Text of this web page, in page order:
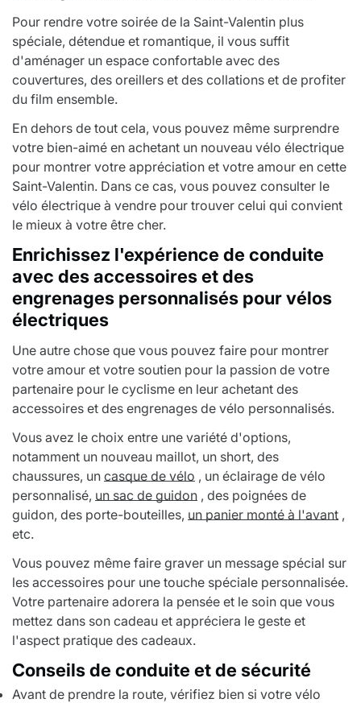
Pour rendre votre soirée de la Saint-Valentin plus
spéciale, détendue et romantique, il vous suffit
d'aménager un espace confortable avec des
couvertures, des oreillers et des collations et de profiter
du film ensemble.
En dehors de tout cela, vous pouvez même surprendre
votre bien-aimé en achetant un nouveau vélo électrique
pour montrer votre appréciation et votre amour en cette
Saint-Valentin. Dans ce cas, vous pouvez consulter le
vélo électrique à vendre pour trouver celui qui convient
le mieux à votre être cher.
Enrichissez l'expérience de conduite
avec des accessoires et des
engrenages personnalisés pour vélos
électriques
Une autre chose que vous pouvez faire pour montrer
votre amour et votre soutien pour la passion de votre
partenaire pour le cyclisme en leur achetant des
accessoires et des engrenages de vélo personnalisés.
Vous avez le choix entre une variété d'options,
notamment un nouveau maillot, un short, des
chaussures, un casque de vélo , un éclairage de vélo
personnalisé, un sac de guidon , des poignées de
guidon, des porte-bouteilles, un panier monté à l'avant ,
etc.
Vous pouvez même faire graver un message spécial sur
les accessoires pour une touche spéciale personnalisée.
Votre partenaire adorera la pensée et le soin que vous
mettez dans son cadeau et appréciera le geste et
l'aspect pratique des cadeaux.
Conseils de conduite et de sécurité
Avant de prendre la route, vérifiez bien si votre vélo